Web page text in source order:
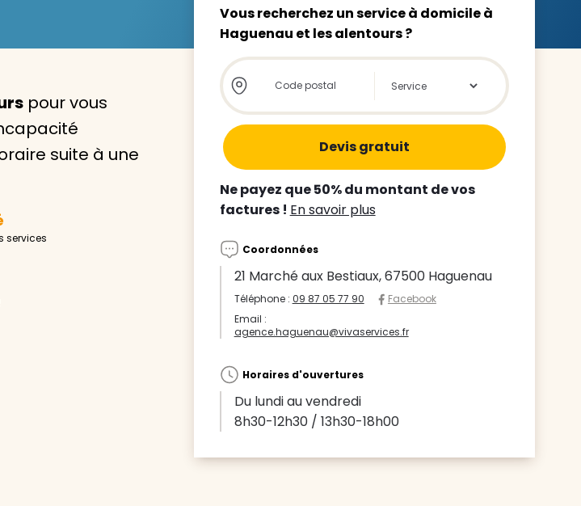
trouvez le
domicile qui vous
de votre logement, la garde de votre enfant
d’un parent, nos intervenants à
vous épauler.
Trouver mon agence
pour vous
suite à une
services
Vous recherchez un service à domicile à
Haguenau et les alentours ?
Store locator global - Autocompletion
Rechercher
Ne payez que 50% du montant de vos
factures ! En savoir plus
Coordonnées
21 Marché aux Bestiaux, 67500 Haguenau
Téléphone : 09 87 05 77 90
Facebook
Email :
agence.haguenau@vivaservices.fr
Horaires d'ouvertures
Du lundi au vendredi
8h30-12h30 / 13h30-18h00